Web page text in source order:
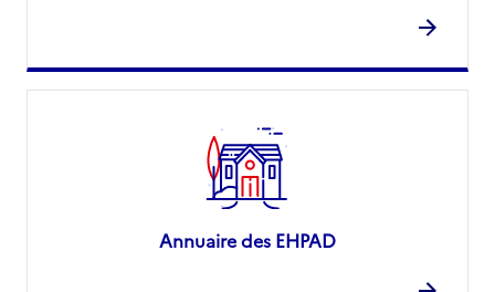
Annuaire des EHPAD